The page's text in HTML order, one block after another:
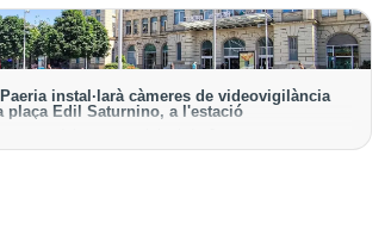
instal·larà càmeres de videovigilància
plaça Edil Saturnino, a l'estació